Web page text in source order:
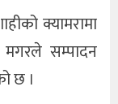
क्यामरामा
सम्पादन
छ ।